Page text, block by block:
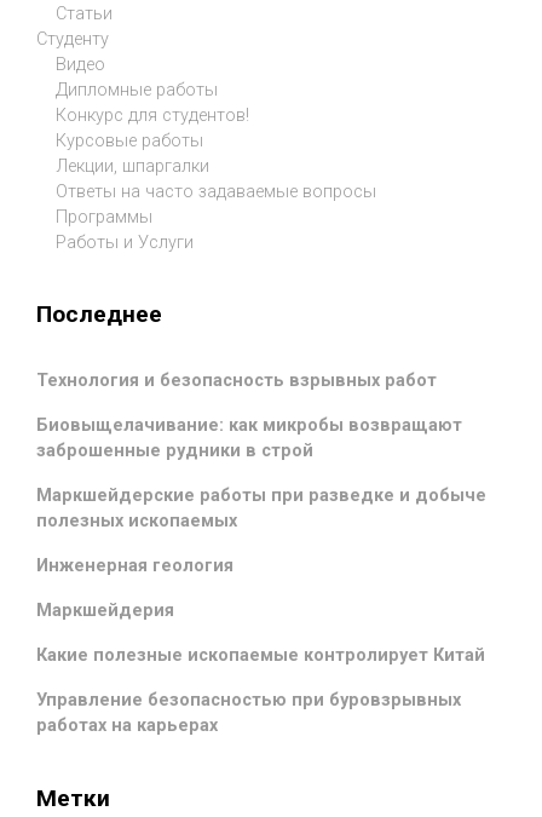
Статьи
Студенту
Видео
Дипломные работы
Конкурс для студентов!
Курсовые работы
Лекции, шпаргалки
Ответы на часто задаваемые вопросы
Программы
Работы и Услуги
Последнее
Технология и безопасность взрывных работ
Биовыщелачивание: как микробы возвращают
заброшенные рудники в строй
Маркшейдерские работы при разведке и добыче
полезных ископаемых
Инженерная геология
Маркшейдерия
Какие полезные ископаемые контролирует Китай
Управление безопасностью при буровзрывных
работах на карьерах
Метки